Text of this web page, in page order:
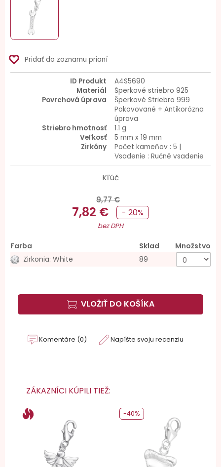
favorite_border Pridať do zoznamu prianí
ID Produkt
A4S5690
Materiál
Šperkové striebro 925
Povrchová úprava
Šperkové Striebro 999
Pokovované + Antikorózna
úprava
Striebro hmotnosť
1.1 g
Veľkosť
5 mm x 19 mm
Zirkóny
Počet kameňov : 5 |
Vsadenie : Ručné vsadenie
Kľúč
9,77 €
7,82 € - 20%
bez DPH
Farba Sklad
Množstvo
Zirkonia: White
89
VLOŽIŤ DO KOŠÍKA
Komentáre (0) Napíšte svoju recenziu
ZÁKAZNÍCI KÚPILI TIEŽ:
-40%